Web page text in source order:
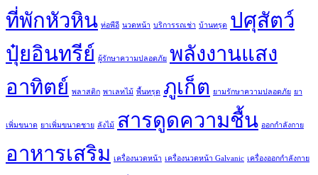
ที่พักหัวหิน ท่อพีอี นวดหน้า บริการรถเช่า บ้านทรุด ปศุสัตว์
ปุ๋ยอินทรีย์ ผู้รักษาความปลอดภัย พลังงานแสง
อาทิตย์ พลาสติก พาเลทไม้ พื้นทรุด ภูเก็ต ยามรักษาความปลอดภัย ยา
เพิ่มขนาด ยาเพิ่มขนาดชาย ลังไม้ สารดูดความชื้น ออกกำลังกาย
อาหารเสริม เครื่องนวดหน้า เครื่องนวดหน้า Galvanic เครื่องออกกำลังกาย